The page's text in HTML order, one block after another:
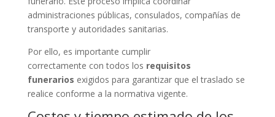
administraciones públicas, consulados, compañías de
transporte y autoridades sanitarias.
Por ello, es importante cumplir
correctamente con todos los requisitos
funerarios exigidos para garantizar que el traslado se
realice conforme a la normativa vigente.